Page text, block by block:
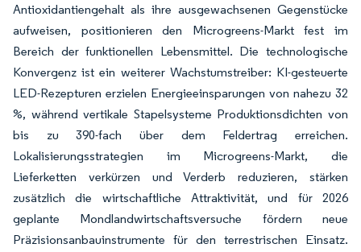
Antioxidantiengehalt als ihre ausgewachsenen Gegenstücke
aufweisen, positionieren den Microgreens-Markt fest im
Bereich der funktionellen Lebensmittel. Die technologische
Konvergenz ist ein weiterer Wachstumstreiber: KI-gesteuerte
LED-Rezepturen erzielen Energieeinsparungen von nahezu 32
%, während vertikale Stapelsysteme Produktionsdichten von
bis zu 390-fach über dem Feldertrag erreichen.
Lokalisierungsstrategien im Microgreens-Markt, die
Lieferketten verkürzen und Verderb reduzieren, stärken
zusätzlich die wirtschaftliche Attraktivität, und für 2026
geplante Mondlandwirtschaftsversuche fördern neue
Präzisionsanbauinstrumente für den terrestrischen Einsatz.